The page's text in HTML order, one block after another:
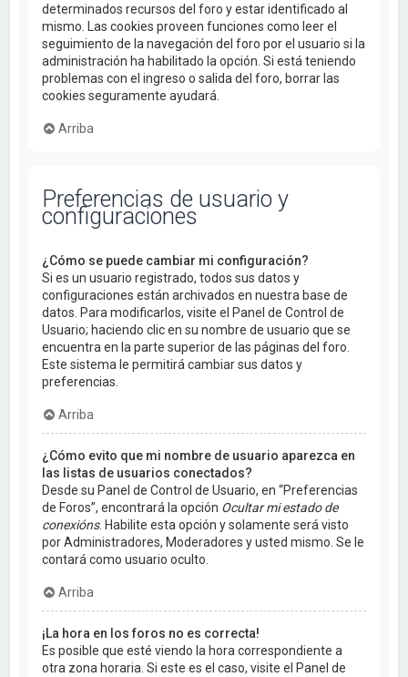
determinados recursos del foro y estar identificado al
mismo. Las cookies proveen funciones como leer el
seguimiento de la navegación del foro por el usuario si la
administración ha habilitado la opción. Si está teniendo
problemas con el ingreso o salida del foro, borrar las
cookies seguramente ayudará.
Arriba
Preferencias de usuario y
configuraciones
¿Cómo se puede cambiar mi configuración?
Si es un usuario registrado, todos sus datos y
configuraciones están archivados en nuestra base de
datos. Para modificarlos, visite el Panel de Control de
Usuario; haciendo clic en su nombre de usuario que se
encuentra en la parte superior de las páginas del foro.
Este sistema le permitirá cambiar sus datos y
preferencias.
Arriba
¿Cómo evito que mi nombre de usuario aparezca en
las listas de usuarios conectados?
Desde su Panel de Control de Usuario, en “Preferencias
de Foros”, encontrará la opción Ocultar mi estado de
conexións. Habilite esta opción y solamente será visto
por Administradores, Moderadores y usted mismo. Se le
contará como usuario oculto.
Arriba
¡La hora en los foros no es correcta!
Es posible que esté viendo la hora correspondiente a
otra zona horaria. Si este es el caso, visite el Panel de